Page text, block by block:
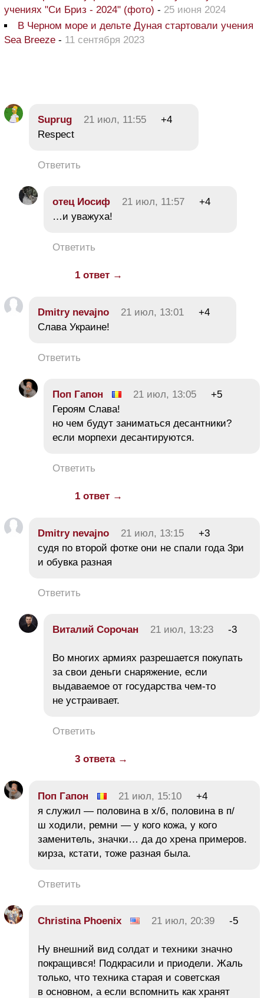
учениях "Си Бриз - 2024" (фото) - 25 июня 2024
В Черном море и дельте Дуная стартовали учения
Sea Breeze - 11 сентября 2023
Suprug 21 июл, 11:55
+4
Respect
Ответить
отец Иосиф 21 июл, 11:57
+4
…и уважуха!
Ответить
1 ответ →
Dmitry nevajno 21 июл, 13:01
+4
Слава Украине!
Ответить
Поп Гапон 21 июл, 13:05
+5
Героям Слава!
но чем будут заниматься десантники?
если морпехи десантируются.
Ответить
1 ответ →
Dmitry nevajno 21 июл, 13:15
+3
судя по второй фотке они не спали года 3ри
и обувка разная
Ответить
Виталий Сорочан 21 июл, 13:23 -3
Во многих армиях разрешается покупать
за свои деньги снаряжение, если
выдаваемое от государства чем-то
не устраивает.
Ответить
3 ответа →
Поп Гапон 21 июл, 15:10
+4
я служил — половина в х/б, половина в п/
ш ходили, ремни — у кого кожа, у кого
заменитель, значки… да до хрена примеров.
кирза, кстати, тоже разная была.
Ответить
Christina Phoenix 21 июл, 20:39 -5
Ну внешний вид солдат и техники значно
покращився! Подкрасили и приодели. Жаль
только, что техника старая и советская
в основном, а если вспомнить как хранят